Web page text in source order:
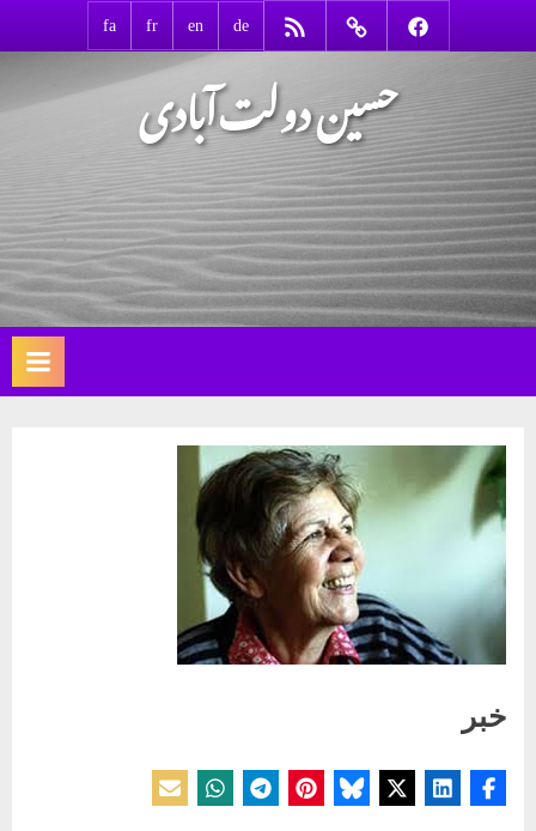
Facebook
Contact
RSS
de
en
fr
fa
حسین دولت‌آبادی
خبر
21 مارس 2017
حسین دولت‌آبادی